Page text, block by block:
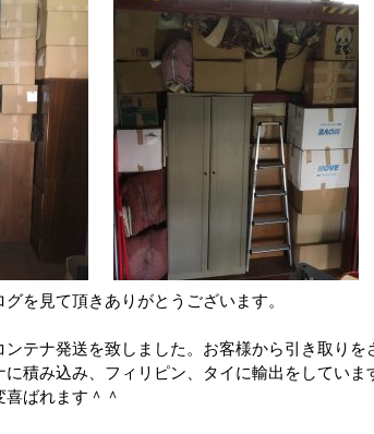
を見て頂きありがとうございます。
テナ発送を致しました。お客様から引き取りを
に積み込み、フィリピン、タイに輸出をしてい
ばれます＾＾